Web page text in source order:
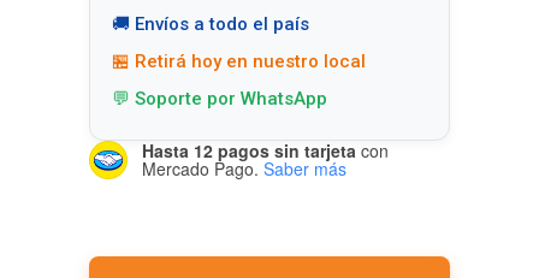
🚚 Envíos a todo el país
🏪 Retirá hoy en nuestro local
💬 Soporte por WhatsApp
Hasta 12 pagos sin tarjeta con
Mercado Pago. Saber más